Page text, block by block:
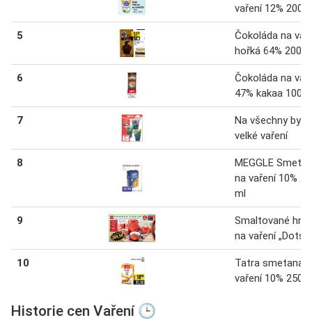
vaření 12% 200 g
5
Čokoláda na
hořká 64% 200 g
6
Čokoláda na
47% kakaa 100 g
7
Na všechny
velké vaření
8
MEGGLE
na vaření 10%
ml
9
Smal­tované
na vaření „Dots“
10
Tatra smetana
vaření 10% 250 g
Historie cen Vaření 🕒